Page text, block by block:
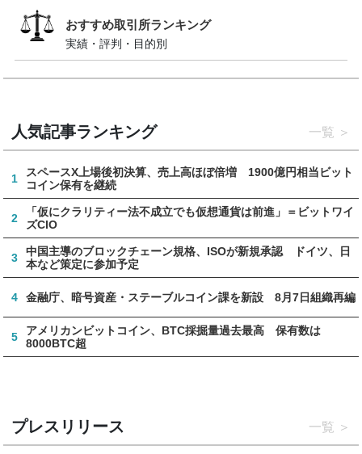
おすすめ取引所ランキング
実績・評判・目的別
人気記事ランキング 一覧
1
スペースX上場後初決算、売上高ほぼ倍増 1900億円相当ビット
コイン保有を継続
2
「仮にクラリティー法不成立でも仮想通貨は前進」＝ビットワイ
ズCIO
3
中国主導のブロックチェーン規格、ISOが新規承認 ドイツ、日
本など策定に参加予定
4 金融庁、暗号資産・ステーブルコイン課を新設 8月7日組織再編
5
アメリカンビットコイン、BTC採掘量過去最高 保有数は
8000BTC超
プレスリリース 一覧